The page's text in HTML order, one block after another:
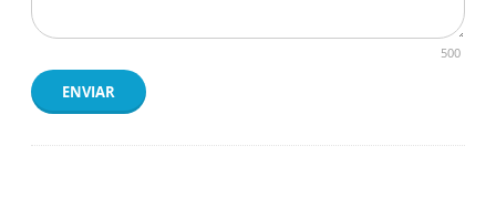
500
ENVIAR